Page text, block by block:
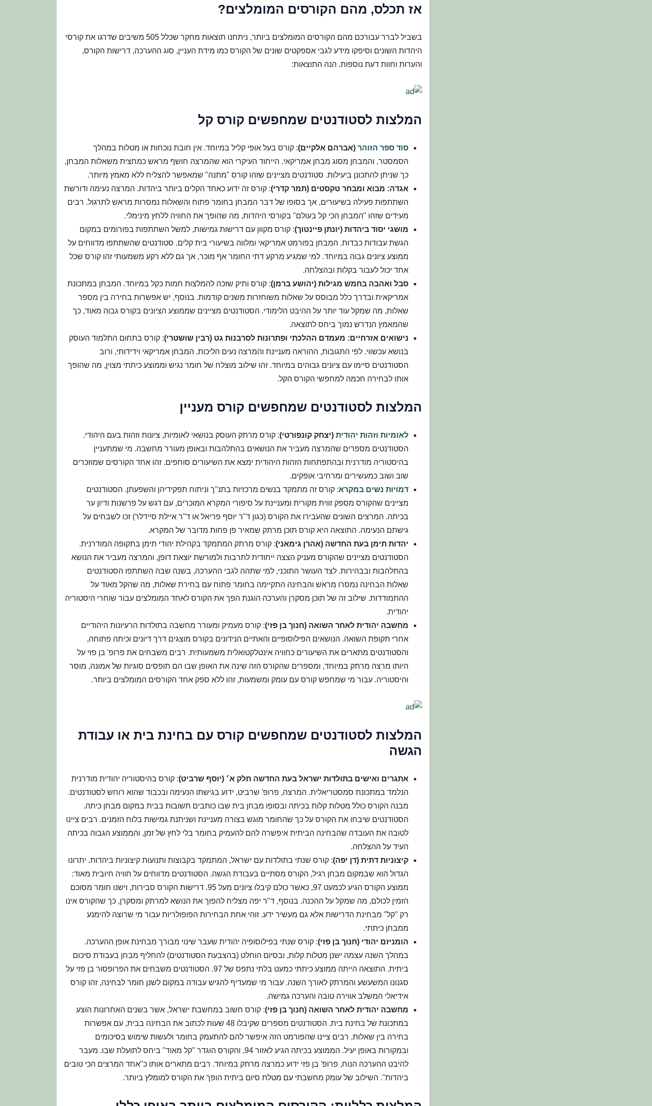
אז תכלס, מהם הקורסים המומלצים?
בשביל לברר עבורכם מהם הקורסים המומלצים ביותר, ניתחנו תוצאות מחקר שכלל 505 משיבים שדרגו את קורסי
היהדות השונים וסיפקו מידע לגבי אספקטים שונים של הקורס כמו מידת העניין, סוג ההערכה, דרישות הקורס,
והערות וחוות דעת נוספות. הנה התוצאות:
המלצות לסטודנטים שמחפשים קורס קל
סוד ספר הזוהר (אברהם אלקיים): קורס בעל אופי קליל במיוחד. אין חובת נוכחות או מטלות במהלך
הסמסטר, והמבחן מסוג מבחן אמריקאי. הייחוד העיקרי הוא שהמרצה חושף מראש כמחצית משאלות המבחן,
כך שניתן להתכונן ביעילות. סטודנטים מציינים שזהו קורס "מתנה" שמאפשר להצליח ללא מאמץ מיותר.
אגדה: מבוא ומבחר טקסטים (תמר קדרי): קורס זה ידוע כאחד הקלים ביותר ביהדות. המרצה נעימה ודורשת
השתתפות פעילה בשיעורים, אך בסופו של דבר המבחן בחומר פתוח והשאלות נמסרות מראש לתרגול. רבים
מעידים שזהו "המבחן הכי קל בעולם" בקורסי היהדות, מה שהופך את החוויה ללחץ מינימלי.
מושגי יסוד ביהדות (יונתן פיינטוך): קורס מקוון עם דרישות גמישות, למשל השתתפות בפורומים במקום
הגשת עבודות כבדות. המבחן בפורמט אמריקאי ומלווה בשיעורי בית קלים. סטודנטים שהשתתפו מדווחים על
ממוצע ציונים גבוה במיוחד. למי שמגיע מרקע דתי החומר אף מוכר, אך גם ללא רקע משמעותי זהו קורס שכל
אחד יכול לעבור בקלות ובהצלחה.
סבל ואהבה בחמש מגילות (יהושע ברמן): קורס ותיק שזכה להמלצות חמות כקל במיוחד. המבחן במתכונת
אמריקאית ובדרך כלל מבוסס על שאלות משוחזרות משנים קודמות. בנוסף, יש אפשרות בחירה בין מספר
שאלות, מה שמקל עוד יותר על ההיבט הלימודי. הסטודנטים מציינים שממוצע הציונים בקורס גבוה מאוד, כך
שהמאמץ הנדרש נמוך ביחס לתוצאה.
נישואים אזרחיים: מעמדם ההלכתי ופתרונות לסרבנות גט (רבין שושטרי): קורס בתחום התלמוד העוסק
בנושא עכשווי. לפי התגובות, ההוראה מעניינת והמרצה נעים הליכות. המבחן אמריקאי וידידותי, ורוב
הסטודנטים סיימו עם ציונים גבוהים במיוחד. זהו שילוב מוצלח של חומר נגיש וממוצע כיתתי מצוין, מה שהופך
אותו לבחירה חכמה למחפשי הקורס הקל.
המלצות לסטודנטים שמחפשים קורס מעניין
לאומיות וזהות יהודית (יצחק קונפורטי): קורס מרתק העוסק בנושאי לאומיות, ציונות וזהות בעם היהודי.
הסטודנטים מספרים שהמרצה מעביר את הנושאים בהתלהבות ובאופן מעורר מחשבה. מי שמתעניין
בהיסטוריה מודרנית ובהתפתחות הזהות היהודית ימצא את השיעורים סוחפים. זהו אחד הקורסים שמוזכרים
שוב ושוב כמעשירים ומרחיבי אופקים.
דמויות נשים במקרא: קורס זה מתמקד בנשים מרכזיות בתנ"ך וניתוח תפקידיהן והשפעתן. הסטודנטים
מציינים שהקורס מספק זווית מקורית ומעניינת על סיפורי המקרא המוכרים, עם דגש על פרשנות ודיון ער
בכיתה. המרצים השונים שהעבירו את הקורס (כגון ד"ר יוסף פריאל או ד"ר איילת סיידלר) זכו לשבחים על
גישתם הנעימה. התוצאה היא קורס תוכן מרתק שמאיר פן פחות מדובר של המקרא.
יהדות תימן בעת החדשה (אהרן גימאני): קורס מרתק המתמקד בקהילת יהודי תימן בתקופה המודרנית.
הסטודנטים מציינים שהקורס מעניק הצצה ייחודית לתרבות ולמורשת יוצאת דופן, והמרצה מעביר את הנושא
בהתלהבות ובבהירות. לצד העושר התוכני, למי שתהה לגבי ההערכה, בשנה שבה השתתפו הסטודנטים
שאלות הבחינה נמסרו מראש והבחינה התקיימה בחומר פתוח עם בחירת שאלות, מה שהקל מאוד על
ההתמודדות. שילוב זה של תוכן מסקרן והערכה הוגנת הפך את הקורס לאחד המומלצים עבור שוחרי היסטוריה
יהודית.
מחשבה יהודית לאחר השואה (חנוך בן פזי): קורס מעמיק ומעורר מחשבה בתולדות הרעיונות היהודיים
אחרי תקופת השואה. הנושאים הפילוסופיים והאתיים הנידונים בקורס מוצגים דרך דיונים וכיתה פתוחה,
והסטודנטים מתארים את השיעורים כחוויה אינטלקטואלית משמעותית. רבים משבחים את פרופ' בן פזי על
היותו מרצה מרתק במיוחד, ומספרים שהקורס הזה שינה את האופן שבו הם תופסים סוגיות של אמונה, מוסר
והיסטוריה. עבור מי שמחפש קורס עם עומק ומשמעות, זהו ללא ספק אחד הקורסים המומלצים ביותר.
המלצות לסטודנטים שמחפשים קורס עם בחינת בית או עבודת
הגשה
אתגרים ואישים בתולדות ישראל בעת החדשה חלק א׳ (יוסף שרביט): קורס בהיסטוריה יהודית מודרנית
הנלמד במתכונת סמסטריאלית. המרצה, פרופ' שרביט, ידוע בגישתו הנעימה ובכבוד שהוא רוחש לסטודנטים.
מבנה הקורס כולל מטלות קלות בכיתה ובסופו מבחן בית שבו כותבים תשובות בבית במקום מבחן כיתה.
הסטודנטים שיבחו את הקורס על כך שהחומר מוגש בצורה מעניינת ושניתנת גמישות בלוח הזמנים. רבים ציינו
לטובה את העובדה שהבחינה הביתית איפשרה להם להעמיק בחומר בלי לחץ של זמן, והממוצע הגבוה בכיתה
העיד על ההצלחה.
קיצוניות דתית (דן יפה): קורס שנתי בתולדות עם ישראל, המתמקד בקבוצות ותנועות קיצוניות ביהדות. יתרונו
הגדול הוא שבמקום מבחן רגיל, הקורס מסתיים בעבודת הגשה. הסטודנטים מדווחים על חוויה חיובית מאוד:
ממוצע הקורס הגיע לכמעט 97, כאשר כולם קיבלו ציונים מעל 95. דרישות הקורס סבירות, וישנו חומר מסוכם
הזמין לכולם, מה שמקל על ההכנה. בנוסף, ד"ר יפה מצליח להפוך את הנושא למרתק ומסקרן, כך שהקורס אינו
רק "קל" מבחינת הדרישות אלא גם מעשיר ידע. זוהי אחת הבחירות הפופולריות עבור מי שרוצה להימנע
ממבחן כיתתי.
הומניזם יהודי (חנוך בן פזי): קורס שנתי בפילוסופיה יהודית שעבר שינוי מבורך מבחינת אופן ההערכה.
במהלך השנה עצמה ישנן מטלות קלות, ובסיום הוחלט (בהצבעת הסטודנטים) להחליף מבחן בעבודת סיכום
ביתית. התוצאה הייתה ממוצע כיתתי כמעט בלתי נתפס של 97. הסטודנטים משבחים את הפרופסור בן פזי על
סגנונו המשעשע והמרתק לאורך השנה. עבור מי שמעדיף להגיש עבודה במקום לשנן חומר לבחינה, זהו קורס
אידיאלי המשלב אווירה טובה והערכה גמישה.
מחשבה יהודית לאחר השואה (חנוך בן פזי): קורס חשוב במחשבת ישראל, אשר בשנים האחרונות הוצע
במתכונת של בחינת בית. הסטודנטים מספרים שקיבלו 48 שעות לכתוב את הבחינה בבית, עם אפשרות
בחירה בין שאלות. רבים ציינו שהפורמט הזה איפשר להם להתעמק בחומר ולעשות שימוש בסיכומים
ובמקורות באופן יעיל. הממוצע בכיתה הגיע לאזור 94, והקורס הוגדר "קל מאוד" ביחס לתועלת שבו. מעבר
להיבט ההערכה הנוח, פרופ' בן פזי ידוע כמרצה מרתק במיוחד. רבים מתארים אותו כ"אחד המרצים הכי טובים
ביהדות". השילוב של עומק מחשבתי עם מטלת סיום ביתית הופך את הקורס למומלץ ביותר.